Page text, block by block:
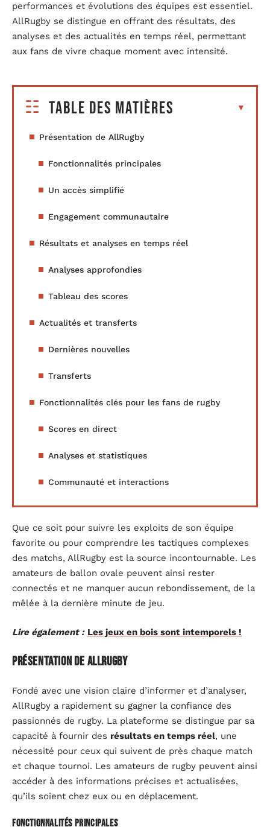
performances et évolutions des équipes est essentiel.
AllRugby se distingue en offrant des résultats, des
analyses et des actualités en temps réel, permettant
aux fans de vivre chaque moment avec intensité.
Table des matières
Présentation de AllRugby
Fonctionnalités principales
Un accès simplifié
Engagement communautaire
Résultats et analyses en temps réel
Analyses approfondies
Tableau des scores
Actualités et transferts
Dernières nouvelles
Transferts
Fonctionnalités clés pour les fans de rugby
Scores en direct
Analyses et statistiques
Communauté et interactions
Que ce soit pour suivre les exploits de son équipe
favorite ou pour comprendre les tactiques complexes
des matchs, AllRugby est la source incontournable. Les
amateurs de ballon ovale peuvent ainsi rester
connectés et ne manquer aucun rebondissement, de la
mêlée à la dernière minute de jeu.
Lire également : Les jeux en bois sont intemporels !
Présentation de AllRugby
Fondé avec une vision claire d’informer et d’analyser,
AllRugby a rapidement su gagner la confiance des
passionnés de rugby. La plateforme se distingue par sa
capacité à fournir des résultats en temps réel, une
nécessité pour ceux qui suivent de près chaque match
et chaque tournoi. Les amateurs de rugby peuvent ainsi
accéder à des informations précises et actualisées,
qu’ils soient chez eux ou en déplacement.
Fonctionnalités principales